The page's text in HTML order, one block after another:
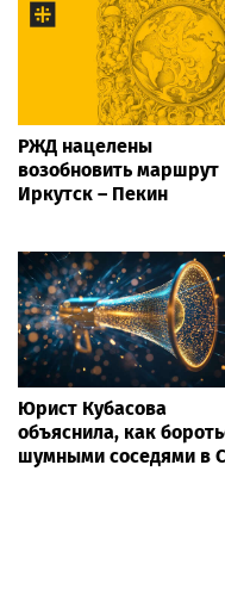
РЖД нацелены
возобновить маршрут
Иркутск – Пекин
Юрист Кубасова
объяснила, как
шумными соседями в